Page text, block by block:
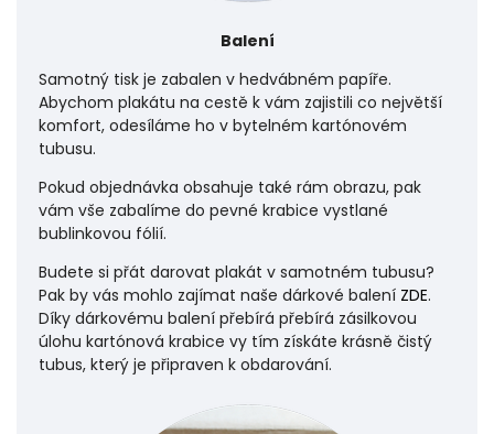
Balení
Samotný tisk je zabalen v hedvábném papíře.
Abychom plakátu na cestě k vám zajistili co největší
komfort, odesíláme ho v bytelném kartónovém
tubusu.
Pokud objednávka obsahuje také rám obrazu, pak
vám vše zabalíme do pevné krabice vystlané
bublinkovou fólií.
Budete si přát darovat plakát v samotném tubusu?
Pak by vás mohlo zajímat naše dárkové balení ZDE.
Díky dárkovému balení přebírá přebírá zásilkovou
úlohu kartónová krabice vy tím získáte krásně čistý
tubus, který je připraven k obdarování.